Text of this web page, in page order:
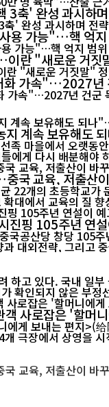
축' 완성 과시하
용 가능"…핵 억지
란 "새로운 거짓
화 가속"…2027년
지 계속 보유해
족 마을에서 오랫동
에게 다시 배분해야
국 교육, 저출산
22개의 초등학교가
대에서 교육의 질
핑 105주년 연설
공산당 창당 105
대외전략, 그리고
하고 있다. 국내 일
확인되지 않은 부
사로잡은 '할머
는 편지>(给阿嬷的情书
극장에서 상영을